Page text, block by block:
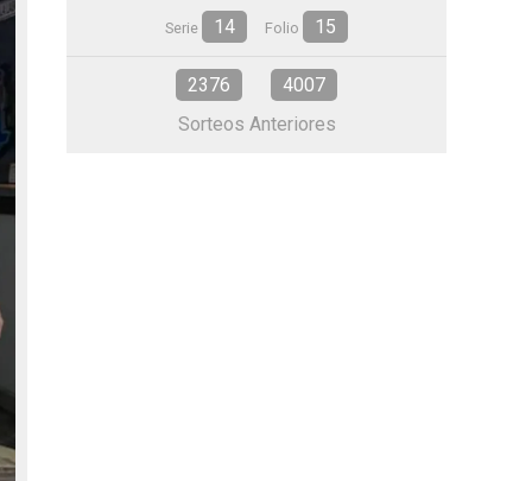
Serie 14 Folio 15
2376
4007
Sorteos Anteriores